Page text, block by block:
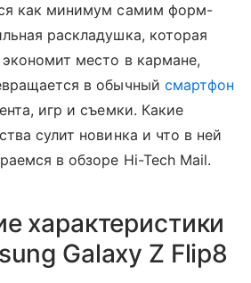
как минимум самим форм-
раскладушка, которая
место в кармане,
в обычный смартфон
игр и съемки. Какие
сулит новинка и что в ней
в обзоре Hi-Tech Mail.
характеристики
Galaxy Z Flip8